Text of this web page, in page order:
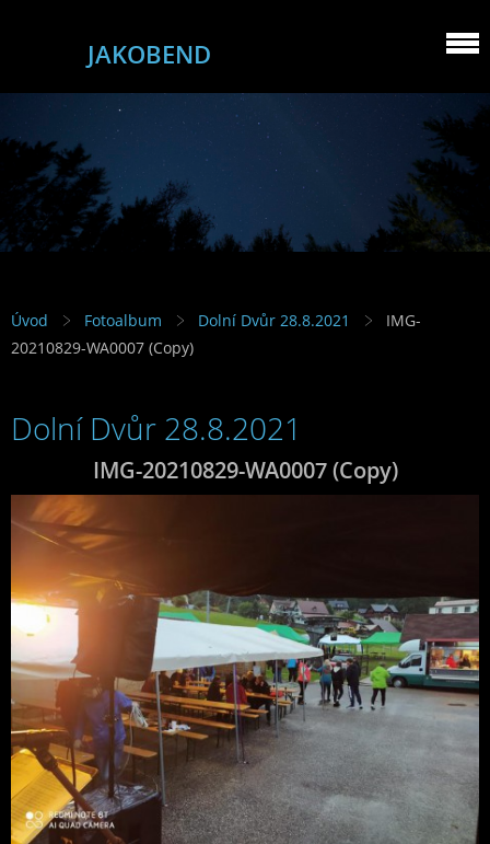
JAKOBEND
Úvod Fotoalbum Dolní Dvůr 28.8.2021
IMG-
20210829-WA0007 (Copy)
Dolní Dvůr 28.8.2021
IMG-20210829-WA0007 (Copy)